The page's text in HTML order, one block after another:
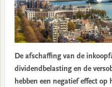
De afschaffing van de
dividendbelasting en de
hebben een negatief effect op